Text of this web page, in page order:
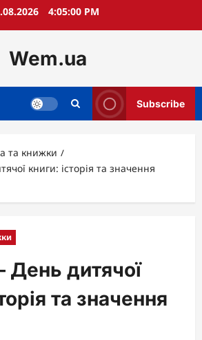
4:05:01 PM
Wem.ua
Subscribe
та книжки
книги: історія та значення
День дитячої
та значення